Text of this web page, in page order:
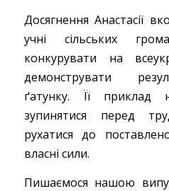
Досягнення Анастасії
учні сільських
конкурувати на
демонструвати
ґатунку. Її приклад
зупинятися перед
рухатися до
власні сили.
Пишаємося нашою